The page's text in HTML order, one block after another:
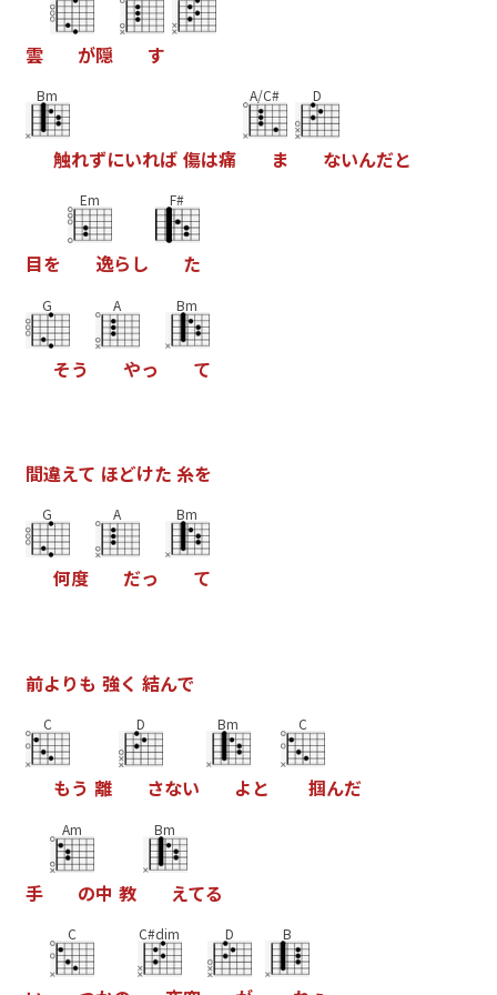
雲 が隠 す
Bm
触れずにいれば 傷は痛
A/C#
ま
D
ないんだと
目を
Em
逸ら し
F#
た
G
そう
A
やっ
Bm
て
間違えて ほどけた 糸を
G
何度
A
だっ
Bm
て
前よ りも 強く 結んで
C
もう 離
D
さない
Bm
よ と
C
掴んだ
手
Am
の中 教
Bm
えてる
C C#dim D B